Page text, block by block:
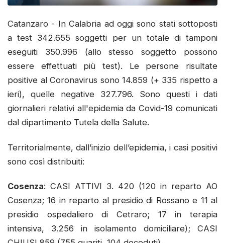
Catanzaro - In Calabria ad oggi sono stati sottoposti
a test 342.655 soggetti per un totale di tamponi
eseguiti 350.996 (allo stesso soggetto possono
essere effettuati più test). Le persone risultate
positive al Coronavirus sono 14.859 (+ 335 rispetto a
ieri), quelle negative 327.796. Sono questi i dati
giornalieri relativi all'epidemia da Covid-19 comunicati
dal dipartimento Tutela della Salute.
Territorialmente, dall’inizio dell’epidemia, i casi positivi
sono così distribuiti:
Cosenza: CASI ATTIVI 3. 420 (120 in reparto AO
Cosenza; 16 in reparto al presidio di Rossano e 11 al
presidio ospedaliero di Cetraro; 17 in terapia
intensiva, 3.256 in isolamento domiciliare); CASI